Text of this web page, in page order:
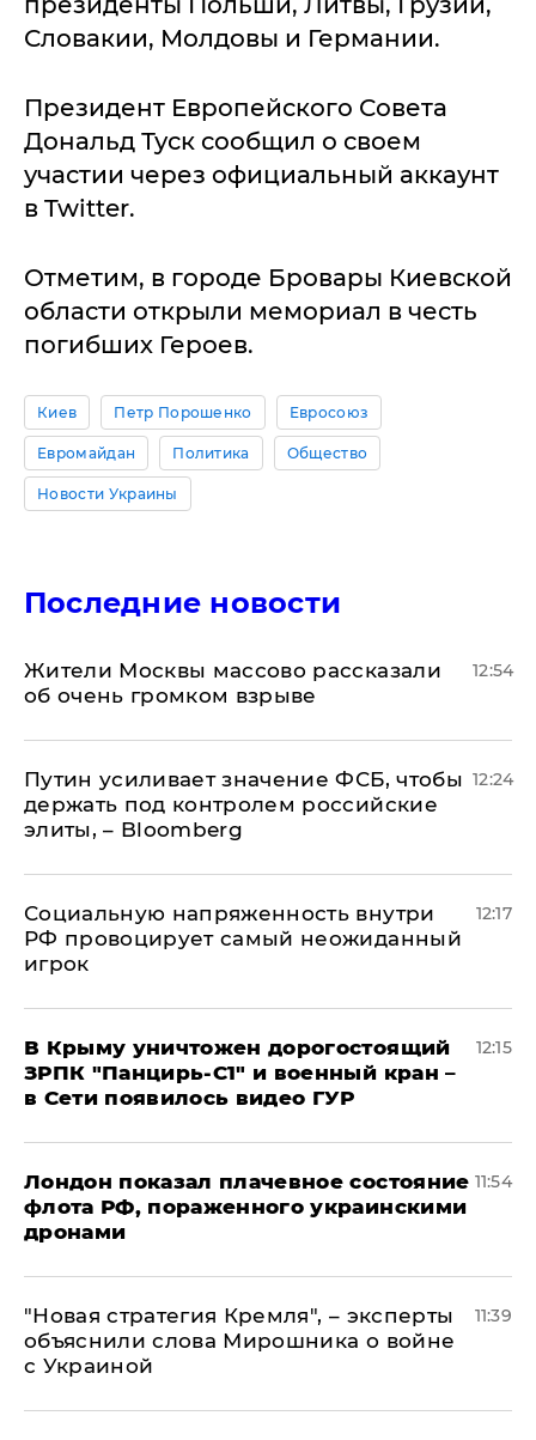
Словакии, Молдовы и Германии.
Президент Европейского Совета
Дональд Туск сообщил о своем
участии через официальный аккаунт
в Twitter.
Отметим, в городе Бровары Киевской
области открыли мемориал в честь
погибших Героев.
Киев Петр Порошенко Евросоюз
Евромайдан Политика Общество
Новости Украины
Последние новости
Жители Москвы массово рассказали
об очень громком взрыве
12:54
Путин усиливает значение ФСБ, чтобы
держать под контролем российские
элиты, – Bloomberg
12:24
Социальную напряженность внутри
РФ провоцирует самый неожиданный
игрок
12:17
В Крыму уничтожен дорогостоящий
ЗРПК "Панцирь-С1" и военный кран –
в Сети появилось видео ГУР
12:15
Лондон показал плачевное состояние
флота РФ, пораженного украинскими
дронами
11:54
"Новая стратегия Кремля", – эксперты
объяснили слова Мирошника о войне
с Украиной
11:39